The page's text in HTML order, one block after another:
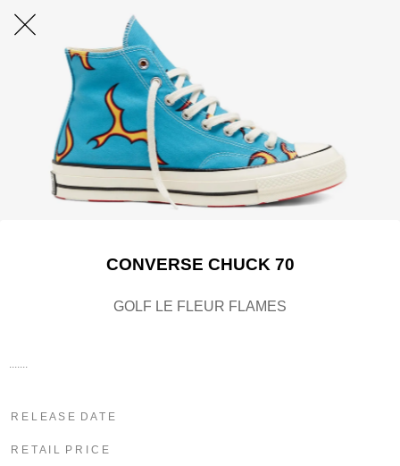
CONVERSE CHUCK 70
GOLF LE FLEUR FLAMES
R E L E A S E D A T E
R E T A I L P R I C E